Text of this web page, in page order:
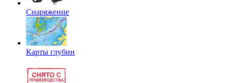
Снаряжение
Карты глубин